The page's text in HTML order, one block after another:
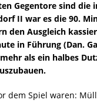
Gegentore sind die
II war es die 90.
den Ausgleich
in Führung (Dan.
als ein halbes
dem Spiel waren: